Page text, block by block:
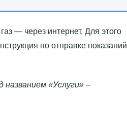
— через интернет. Для этого
по отправке показаний
названием «Услуги» –